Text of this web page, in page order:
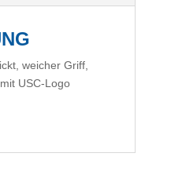
weicher Griff,
USC-Logo